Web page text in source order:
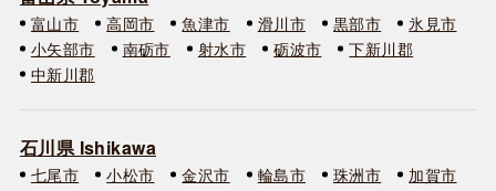
富山市 高岡市 魚津市 滑川市 黒部市
氷見市
小矢部市
南砺市 射水市 砺波市
下新川郡
中新川郡
石川県 Ishikawa
七尾市 小松市 金沢市 輪島市 珠洲市
加賀市